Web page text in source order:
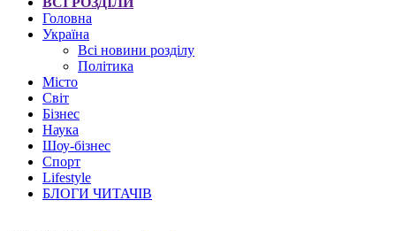
Головна
Україна
Всі новини розділу
Політика
Місто
Світ
Бізнес
Наука
Шоу-бізнес
Спорт
Lifestyle
БЛОГИ ЧИТАЧІВ